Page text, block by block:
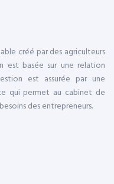
créé par des agriculteurs
est basée sur une relation
est assurée par une
qui permet au cabinet de
des entrepreneurs.